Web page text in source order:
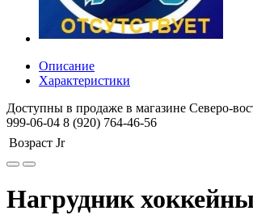
Описание
Характеристики
Доступны в продаже в магазине Северо-
999-06-04 8 (920) 764-46-56
Возраст Jr
Нагрудник